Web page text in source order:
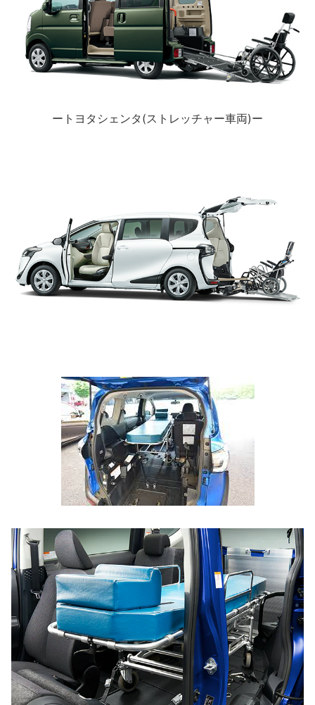
ートヨタシェンタ(ストレッチャー車両)ー